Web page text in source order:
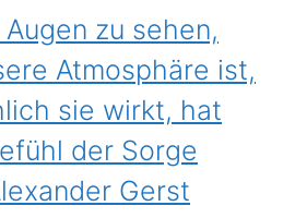
zu sehen,
Atmosphäre ist,
sie wirkt, hat
der Sorge
Gerst